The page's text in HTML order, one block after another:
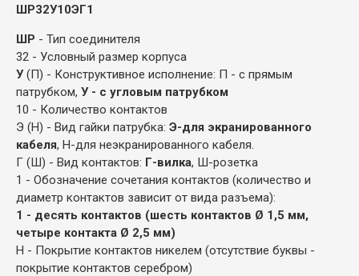
ШР32У10ЭГ1
ШР - Тип соединителя
32 - Условный размер корпуса
У(П) - Конструктивное исполнение: П - с прямым
патрубком, У - с угловым патрубком
10 - Количество контактов
Э (Н) - Вид гайки патрубка: Э-для экранированного
кабеля, Н-для неэкранированного кабеля.
Г (Ш) - Вид контактов: Г-вилка, Ш-розетка
1 - Обозначение сочетания контактов (количество и
диаметр контактов зависит от вида разъема):
1 - десять контактов (шесть контактов Ø 1,5 мм,
четыре контакта Ø 2,5 мм)
Н - Покрытие контактов никелем (отсутствие буквы -
покрытие контактов серебром)